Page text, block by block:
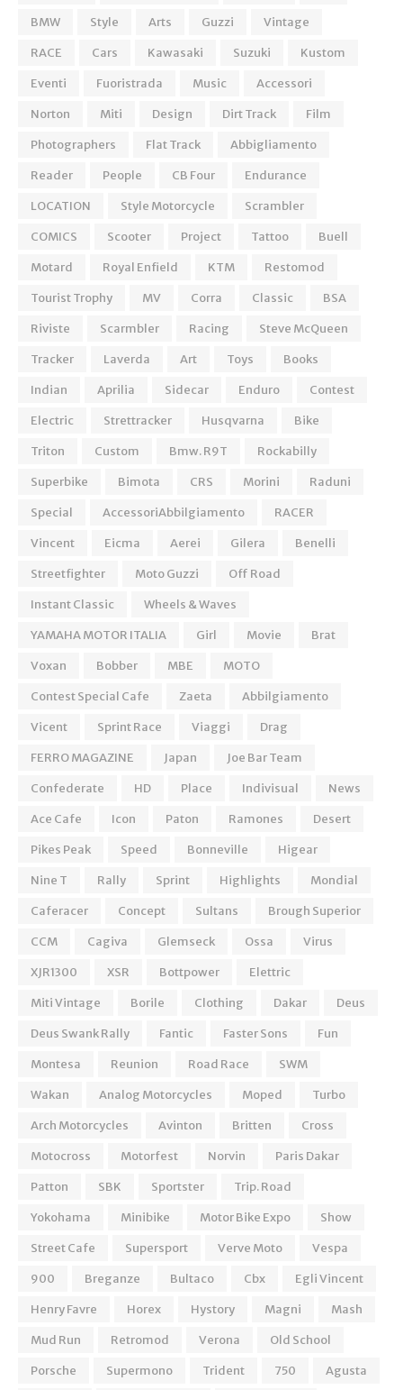
BMW Style Arts Guzzi
Vintage
RACE
Cars Kawasaki Suzuki
Kustom
Eventi
Fuoristrada Music
Accessori
Norton
Miti Design Dirt Track
Film
Photographers
Flat Track
Abbigliamento
Reader
People CB Four
Endurance
LOCATION
Style Motorcycle
Scrambler
COMICS
Scooter Project Tattoo
Buell
Motard
Royal Enfield KTM
Restomod
Tourist Trophy
MV Corra Classic
BSA
Riviste
Scarmbler Racing
Steve McQueen
Tracker
Laverda Art Toys
Books
Indian
Aprilia Sidecar Enduro
Contest
Electric
Strettracker Husqvarna
Bike
Triton
Custom Bmw. R9T
Rockabilly
Superbike
Bimota CRS Morini
Raduni
Special
AccessoriAbbilgiamento
RACER
Vincent
Eicma Aerei Gilera
Benelli
Streetfighter
Moto Guzzi
Off Road
Instant Classic
Wheels & Waves
YAMAHA MOTOR ITALIA
Girl Movie
Brat
Voxan
Bobber MBE
MOTO
Contest Special Cafe
Zaeta
Abbilgiamento
Vicent
Sprint Race Viaggi
Drag
FERRO MAGAZINE
Japan
Joe Bar Team
Confederate
HD Place Indivisual
News
Ace Cafe
Icon Paton Ramones
Desert
Pikes Peak
Speed Bonneville
Higear
Nine T
Rally Sprint Highlights
Mondial
Caferacer
Concept Sultans
Brough Superior
CCM
Cagiva Glemseck Ossa
Virus
XJR1300
XSR Bottpower
Elettric
Miti Vintage
Borile Clothing Dakar
Deus
Deus Swank Rally
Fantic Faster Sons
Fun
Montesa
Reunion Road Race
SWM
Wakan
Analog Motorcycles Moped
Turbo
Arch Motorcycles
Avinton Britten
Cross
Motocross
Motorfest Norvin
Paris Dakar
Patton
SBK Sportster
Trip. Road
Yokohama
Minibike Motor Bike Expo
Show
Street Cafe
Supersport Verve Moto
Vespa
900
Breganze Bultaco Cbx
Egli Vincent
Henry Favre
Horex Hystory Magni
Mash
Mud Run
Retromod Verona
Old School
Porsche
Supermono Trident 750
Agusta